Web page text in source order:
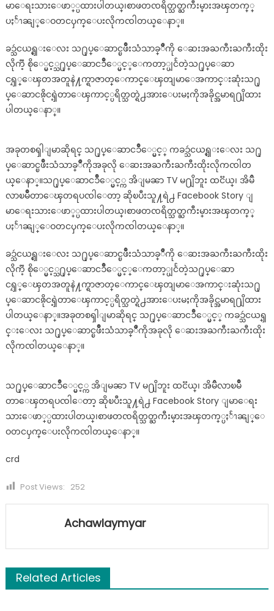
မာေရးသားေဖာ္္ပထားပါတယ္၊စာဖတၸရိတ္သတ္ႀကီးမ္ားအၾတက္္
ပႏႅၫၼျ္ေဝတငၦက္ေပးလိုကၸါတယ္ေနာ္။
ခၥ္သဴငယၡ္င္းေလး သ႐ုပ္ေဆာင္ၿဖိဳးသံသာခ္ိဳကို ေဆးအႀကီးႀကီးထိုး
လိုကၱဲ့ စိုေ္ပ္မင့္သ႐ုပ္ေဆာငၥိဳေ္ပ္မင့္ေကတာ့္ပျငႅတဲ့သ႐ုပ္ေဆာ
ငၡၠ္ေၾတအတူနဲ႔က္ရာဇာတ္ေကာင္ေၾတျမာေအကာင္းဆုံးသ႐ု
ပ္ေဆာငၷိုငၡဲ့တာေၾကာင့္ပရိတ္သတ္ရဲ႕အားေပးမႈကိုအခိုင္အမာရ႐ျိထား
ပါတယ္ေနာ္။
အခုတစၡါျမာဆိုရင္ သ႐ုပ္ေဆာငၥိဳေ္ပ္မင့္ ကခၥ္သဴငယၡ္င္းေလး သ႐ု
ပ္ေဆာင္ၿဖိဳးသံသာခ္ိဳကိုအခုလို ေဆးအႀကီးႀကီးထိုးလိုကၸါတ
ယ္ေနာ္။သ႐ုပ္ေဆာငၥိဳေ္ပ္မင့္က အိျမၼာ TV မ႐ျိဘူး ထငၱယ္၊ အိမၳိ
လာၿမိဳတာေၾတရပၸါေတာ့ ဆိုၿပီးသူ႔ရဲ႕ Facebook Story ျ
မာေရးသားေဖာ္္ပထားပါတယ္၊စာဖတၸရိတ္သတ္ႀကီးမ္ားအၾတက္္
ပႏႅၫၼျ္ေဝတငၦက္ေပးလိုကၸါတယ္ေနာ္။
ခၥ္သဴငယၡ္င္းေလး သ႐ုပ္ေဆာင္ၿဖိဳးသံသာခ္ိဳကို ေဆးအႀကီးႀကီးထိုး
လိုကၱဲ့ စိုေ္ပ္မင့္သ႐ုပ္ေဆာငၥိဳေ္ပ္မင့္ေကတာ့္ပျငႅတဲ့သ႐ုပ္ေဆာ
ငၡၠ္ေၾတအတူနဲ႔က္ရာဇာတ္ေကာင္ေၾတျမာေအကာင္းဆုံးသ႐ု
ပ္ေဆာငၷိုငၡဲ့တာေၾကာင့္ပရိတ္သတ္ရဲ႕အားေပးမႈကိုအခိုင္အမာရ႐ျိထား
ပါတယ္ေနာ္။အခုတစၡါျမာဆိုရင္ သ႐ုပ္ေဆာငၥိဳေ္ပ္မင့္ ကခၥ္သဴငယၡ္
င္းေလး သ႐ုပ္ေဆာင္ၿဖိဳးသံသာခ္ိဳကိုအခုလို ေဆးအႀကီးႀကီးထိုး
လိုကၸါတယ္ေနာ္။
သ႐ုပ္ေဆာငၥိဳေ္ပ္မင့္က အိျမၼာ TV မ႐ျိဘူး ထငၱယ္၊ အိမၳိလာၿမိဳ
တာေၾတရပၸါေတာ့ ဆိုၿပီးသူ႔ရဲ႕ Facebook Story ျမာေရး
သားေဖာ္္ပထားပါတယ္၊စာဖတၸရိတ္သတ္ႀကီးမ္ားအၾတက္္ပႏႅၫၼျ္ေ
ဝတငၦက္ေပးလိုကၸါတယ္ေနာ္။
crd
Post Views: 252
Achawlaymyar
Related Articles